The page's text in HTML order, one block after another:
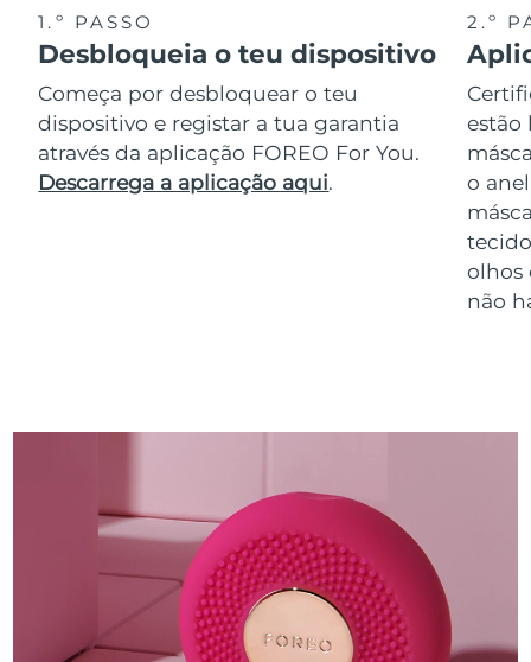
1.º PASSO
Desbloqueia o teu dispositivo
Começa por desbloquear o teu
dispositivo e registar a tua garantia
através da aplicação FOREO For You.
Descarrega a aplicação aqui.
2.º
estão
o
olhos
não